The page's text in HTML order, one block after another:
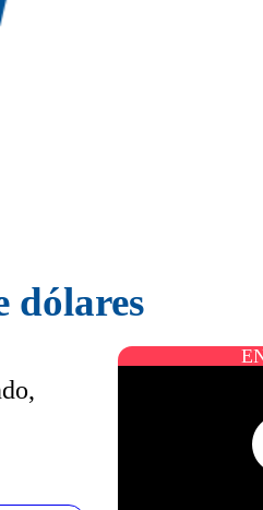
dólares